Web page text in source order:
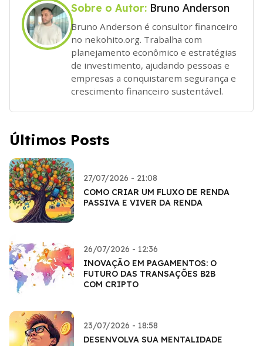
Sobre o Autor: Bruno Anderson
Bruno Anderson é consultor financeiro
no nekohito.org. Trabalha com
planejamento econômico e estratégias
de investimento, ajudando pessoas e
empresas a conquistarem segurança e
crescimento financeiro sustentável.
Últimos Posts
27/07/2026 - 21:08
COMO CRIAR UM FLUXO DE RENDA
PASSIVA E VIVER DA RENDA
26/07/2026 - 12:36
INOVAÇÃO EM PAGAMENTOS: O
FUTURO DAS TRANSAÇÕES B2B
COM CRIPTO
23/07/2026 - 18:58
DESENVOLVA SUA MENTALIDADE